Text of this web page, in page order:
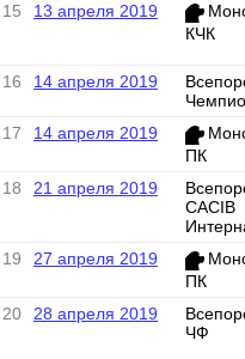
15
13 апреля 2019
КЧК
16 14 апреля 2019
17
14 апреля 2019
ПК
18
21 апреля 2019
CACIB
19
27 апреля 2019
ПК
20
28 апреля 2019
ЧФ